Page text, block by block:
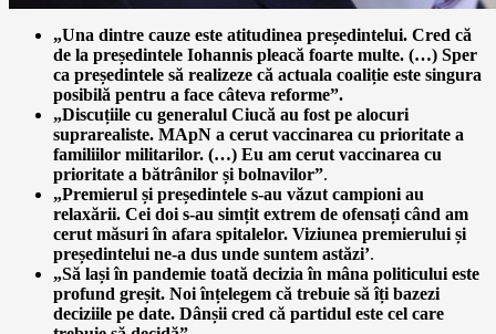
„Una dintre cauze este atitudinea președintelui. Cred că
de la președintele Iohannis pleacă foarte multe. (…) Sper
ca președintele să realizeze că actuala coaliție este singura
posibilă pentru a face câteva reforme”.
„Discuțiile cu generalul Ciucă au fost pe alocuri
suprarealiste. MApN a cerut vaccinarea cu prioritate a
familiilor militarilor. (…) Eu am cerut vaccinarea cu
prioritate a bătrânilor și bolnavilor”.
„Premierul și președintele s-au văzut campioni au
relaxării. Cei doi s-au simțit extrem de ofensați când am
cerut măsuri în afara spitalelor. Viziunea premierului și
președintelui ne-a dus unde suntem astăzi’.
„Să lași în pandemie toată decizia în mâna politicului este
profund greșit. Noi înțelegem că trebuie să îți bazezi
deciziile pe date. Dânșii cred că partidul este cel care